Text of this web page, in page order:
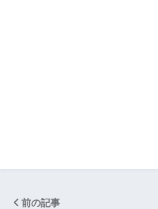
前の記事